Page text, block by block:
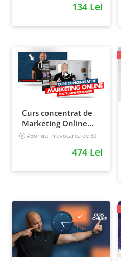
134 Lei
Curs concentrat de
Marketing Online
pentru antreprenori
#Bonus: Provocarea de 30
474 Lei